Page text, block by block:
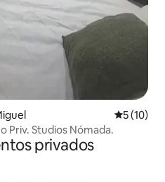
5 (10)
Priv. Studios Nómada.
privados